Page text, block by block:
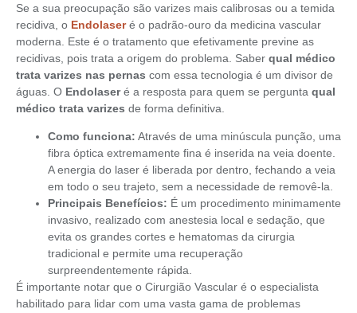
Se a sua preocupação são varizes mais calibrosas ou a temida
recidiva, o Endolaseré o padrão-ouro da medicina vascular
moderna. Este é o tratamento que efetivamente previne as
recidivas, pois trata a origem do problema. Saber qual médico
trata varizes nas pernas com essa tecnologia é um divisor de
águas. O Endolaseré a resposta para quem se pergunta qual
médico trata varizes de forma definitiva.
Como funciona: Através de uma minúscula punção, uma
fibra óptica extremamente fina é inserida na veia doente.
A energia do laser é liberada por dentro, fechando a veia
em todo o seu trajeto, sem a necessidade de removê-la.
Principais Benefícios: É um procedimento minimamente
invasivo, realizado com anestesia local e sedação, que
evita os grandes cortes e hematomas da cirurgia
tradicional e permite uma recuperação
surpreendentemente rápida.
É importante notar que o Cirurgião Vascular é o especialista
habilitado para lidar com uma vasta gama de problemas